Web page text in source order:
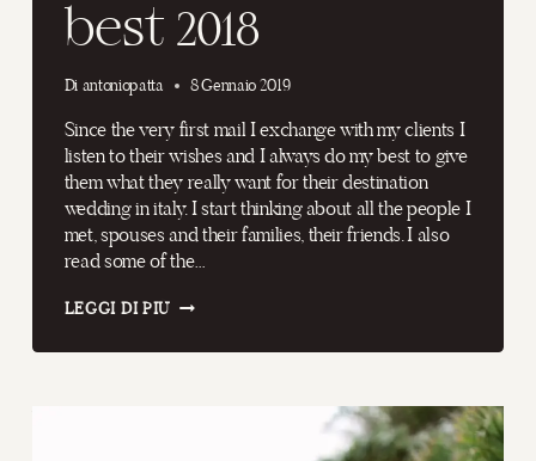
best 2018
Di antoniopatta 8 Gennaio 2019
Since the very first mail I exchange with my clients I
listen to their wishes and I always do my best to give
them what they really want for their destination
wedding in italy. I start thinking about all the people I
met, spouses and their families, their friends. I also
read some of the…
LEGGI DI PIÙITALIAN